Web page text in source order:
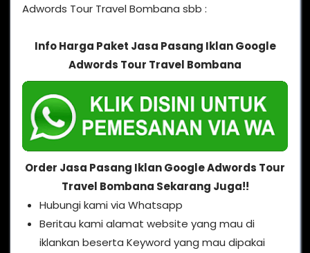
Adwords Tour Travel Bombana sbb :
Info Harga Paket Jasa Pasang Iklan Google
Adwords Tour Travel Bombana
Order Jasa Pasang Iklan Google Adwords Tour
Travel Bombana Sekarang Juga!!
Hubungi kami via Whatsapp
Beritau kami alamat website yang mau di
iklankan beserta Keyword yang mau dipakai